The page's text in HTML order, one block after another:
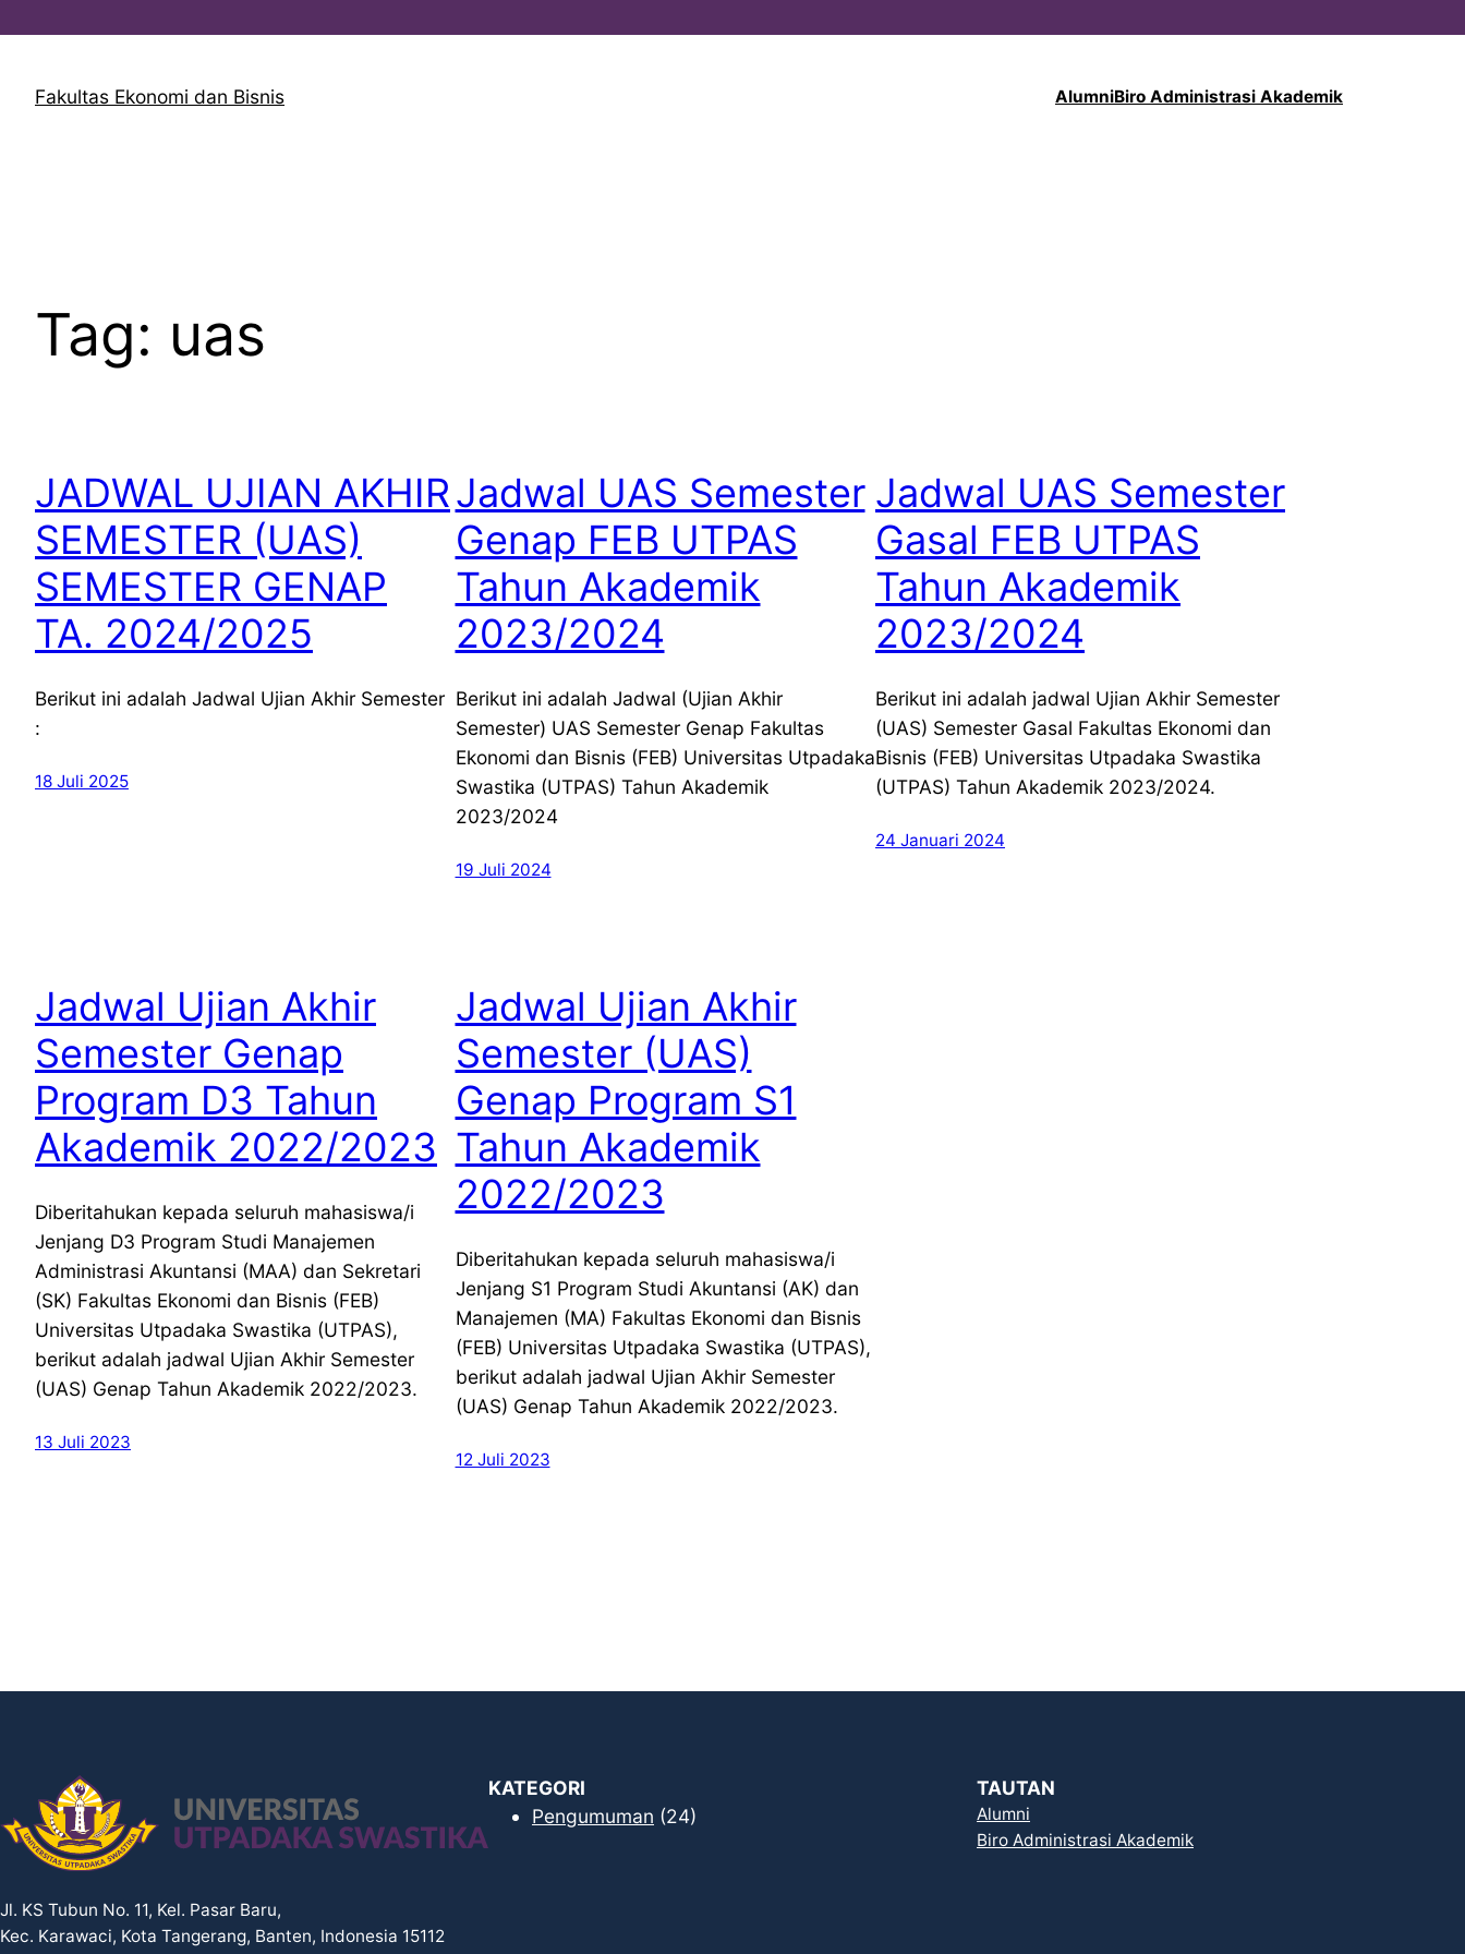
kontenFakultas Ekonomi dan Bisnis AlumniBiro Administrasi Akademik
Tag: uas
JADWAL UJIAN AKHIR
SEMESTER (UAS)
SEMESTER GENAP
TA. 2024/2025
Berikut ini adalah Jadwal Ujian Akhir Semester
:
18 Juli 2025
Jadwal UAS Semester
Genap FEB UTPAS
Tahun Akademik
2023/2024
Berikut ini adalah Jadwal (Ujian Akhir
Semester) UAS Semester Genap Fakultas
Ekonomi dan Bisnis (FEB) Universitas Utpadaka
Swastika (UTPAS) Tahun Akademik
2023/2024
19 Juli 2024
Jadwal UAS Semester
Gasal FEB UTPAS
Tahun Akademik
2023/2024
Berikut ini adalah jadwal Ujian Akhir Semester
(UAS) Semester Gasal Fakultas Ekonomi dan
Bisnis (FEB) Universitas Utpadaka Swastika
(UTPAS) Tahun Akademik 2023/2024.
24 Januari 2024
Jadwal Ujian Akhir
Semester Genap
Program D3 Tahun
Akademik 2022/2023
Diberitahukan kepada seluruh mahasiswa/i
Jenjang D3 Program Studi Manajemen
Administrasi Akuntansi (MAA) dan Sekretari
(SK) Fakultas Ekonomi dan Bisnis (FEB)
Universitas Utpadaka Swastika (UTPAS),
berikut adalah jadwal Ujian Akhir Semester
(UAS) Genap Tahun Akademik 2022/2023.
13 Juli 2023
Jadwal Ujian Akhir
Semester (UAS)
Genap Program S1
Tahun Akademik
2022/2023
Diberitahukan kepada seluruh mahasiswa/i
Jenjang S1 Program Studi Akuntansi (AK) dan
Manajemen (MA) Fakultas Ekonomi dan Bisnis
(FEB) Universitas Utpadaka Swastika (UTPAS),
berikut adalah jadwal Ujian Akhir Semester
(UAS) Genap Tahun Akademik 2022/2023.
12 Juli 2023
Jl. KS Tubun No. 11, Kel. Pasar Baru,
Kec. Karawaci, Kota Tangerang, Banten, Indonesia 15112
KATEGORI
Pengumuman (24)
TAUTAN
Alumni
Biro Administrasi Akademik